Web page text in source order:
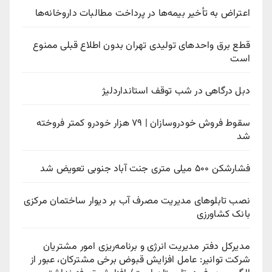
اعتراض به تأخیر بیمه‌ها در پرداخت مطالبات داروخانه‌ها
قطع برق واحدهای تولیدی تهران بدون اطلاع قبلی ممنوع
است
دبل درگاهی در شب توقف استانداردلیژ
سقوط فروش خودروسازان | ۷۹ هزار خودرو کمتر فروخته
شد
فشارشکن ۵۰۰ میلی متری جنت آباد جنوبی تعویض شد
نصب تابلوهای مدیریت مصرف آب بر دیوار ساختمان مرکزی
بانک کشاورزی
مدیرکل دفتر مدیریت انرژی و برنامه‌ریزی امور مشتریان
شرکت توانیر: عامل افزایش قبوض برخی مشترکان، عبور از